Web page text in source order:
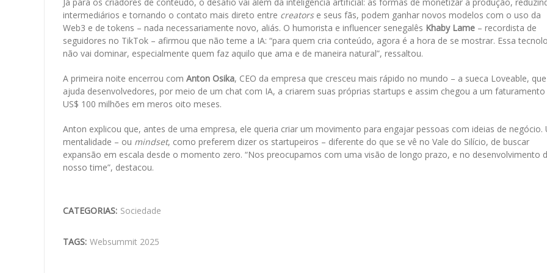
intermediários e tornando o contato mais direto entre creatorse seus fãs, podem ganhar novos modelos com o uso da
Web3 e de tokens – nada necessariamente novo, aliás. O humorista e influencer senegalês Khaby Lame – recordista de
seguidores no TikTok – afirmou que não teme a IA: “para quem cria conteúdo, agora é a hora de se mostrar. Essa
não vai dominar, especialmente quem faz aquilo que ama e de maneira natural”, ressaltou.
A primeira noite encerrou com Anton Osika, CEO da empresa que cresceu mais rápido no mundo – a sueca Loveable, que
ajuda desenvolvedores, por meio de um chat com IA, a criarem suas próprias startups e assim chegou a um faturamento
US$ 100 milhões em meros oito meses.
Anton explicou que, antes de uma empresa, ele queria criar um movimento para engajar pessoas com ideias de negócio.
mentalidade – ou mindset, como preferem dizer os startupeiros – diferente do que se vê no Vale do Silício, de buscar
expansão em escala desde o momento zero. “Nos preocupamos com uma visão de longo prazo, e no desenvolvimento
nosso time”, destacou.
CATEGORIAS: Sociedade
TAGS: Websummit 2025